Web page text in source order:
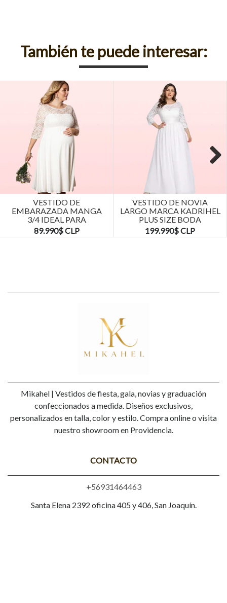
También te puede interesar:
VESTIDO DE
EMBARAZADA MANGA
3/4 IDEAL PARA
MATRIMONIO BODA.
TALLAS...
89.990$ CLP
VESTIDO DE NOVIA
LARGO MARCA KADRIHEL
PLUS SIZE BODA
MATRIMONIO...
199.990$ CLP
Mikahel | Vestidos de fiesta, gala, novias y graduación
confeccionados a medida. Diseños exclusivos,
personalizados en talla, color y estilo. Compra online o visita
nuestro showroom en Providencia.
CONTACTO
+56931464463
Santa Elena 2392 oficina 405 y 406, San Joaquín.